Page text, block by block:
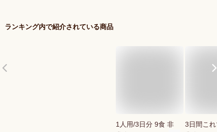
ランキング内で紹介されている商品
1人用/3日分 9食 非
3日間こ